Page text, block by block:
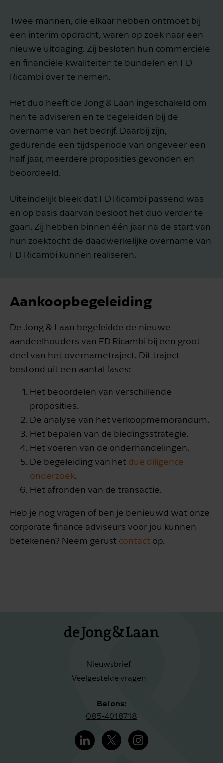
Twee mannen, die elkaar hebben ontmoet bij
een interim opdracht, waren op zoek naar een
nieuwe uitdaging. Zij besloten hun commerciële
en financiële kwaliteiten te bundelen en FD
Ricambi over te nemen.
Het duo heeft de Jong & Laan ingeschakeld om
hen te adviseren en te begeleiden bij de
overname van het bedrijf. Daarbij zijn,
gedurende een tijdsperiode van ongeveer een
half jaar, meerdere proposities gevonden en
beoordeeld.
Uiteindelijk bleek dat FD Ricambi passend was
en op basis daarvan besloot het duo verder te
gaan. Zij hebben binnen één jaar na de start van
hun zoektocht de daadwerkelijke overname van
FD Ricambi kunnen realiseren.
Aankoopbegeleiding
De Jong & Laan begeleidde de nieuwe
aandeelhouders van FD Ricambi bij een groot
deel van het overnametraject. Dit traject
bestond uit een aantal fases:
Het beoordelen van verschillende
proposities.
De analyse van het verkoopmemorandum.
Het bepalen van de biedingsstrategie.
Het voeren van de onderhandelingen.
De begeleiding van het due diligence-
onderzoek.
Het afronden van de transactie.
Heb je nog vragen of ben je benieuwd wat onze
corporate finance adviseurs voor jou kunnen
betekenen? Neem gerust contact op.
Nieuwsbrief
Veelgestelde vragen
Bel ons:
085-4018718